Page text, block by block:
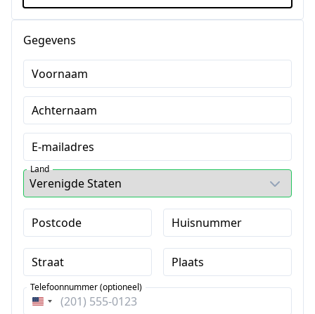
Gegevens
Voornaam
Achternaam
E-mailadres
Land
Postcode Huisnummer
Straat Plaats
Verenigde
Telefoonnummer (optioneel)